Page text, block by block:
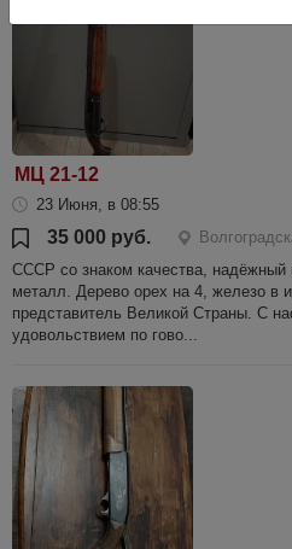
МЦ 21-12
23 Июня, в 08:55
35 000 руб.
СССР со знаком качества, надёжный
металл. Дерево орех на 4, железо в
представитель Великой Страны. С
удовольствием по гово...